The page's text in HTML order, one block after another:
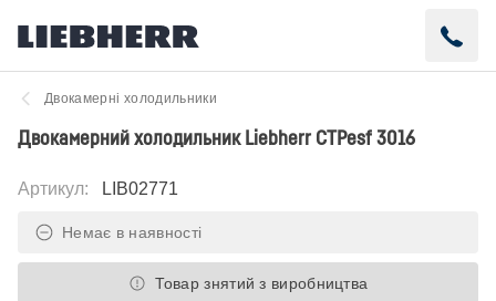
Двокамерні холодильники
Двокамерний холодильник Liebherr CTPesf 3016
Артикул: LIB02771
Немає в наявності
Товар знятий з виробництва